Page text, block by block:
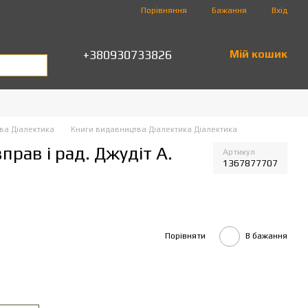
Порівняння Бажання Вхід
+380930733826 Мій кошик
Діалектика Книги видавництва Діалектика Діалектика
і рад. Джудіт А. Артикул
1367877707
Порівняти В бажання